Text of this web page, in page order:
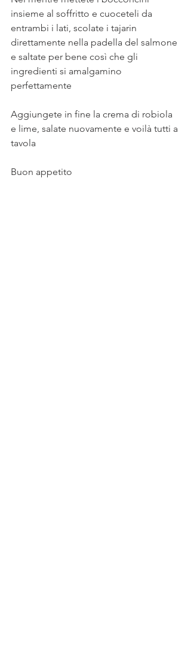
insieme al soffritto e cuoceteli da
entrambi i lati, scolate i tajarin
direttamente nella padella del salmone
e saltate per bene così che gli
ingredienti si amalgamino
perfettamente
Aggiungete in fine la crema di robiola
e lime, salate nuovamente e voilà tutti a
tavola
Buon appetito